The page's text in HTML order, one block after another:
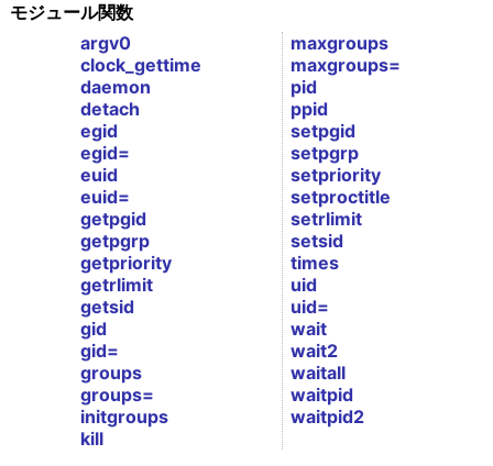
モジュール関数
argv0
clock_gettime
daemon
detach
egid
egid=
euid
euid=
getpgid
getpgrp
getpriority
getrlimit
getsid
gid
gid=
groups
groups=
initgroups
kill
maxgroups
maxgroups=
pid
ppid
setpgid
setpgrp
setpriority
setproctitle
setrlimit
setsid
times
uid
uid=
wait
wait2
waitall
waitpid
waitpid2